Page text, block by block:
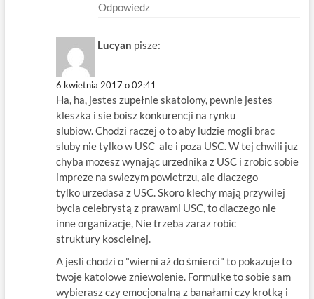
Odpowiedz
Lucyan pisze:
6 kwietnia 2017 o 02:41
Ha, ha, jestes zupełnie skatolony, pewnie jestes
kleszka i sie boisz konkurencji na rynku
slubiow. Chodzi raczej o to aby ludzie mogli brac
sluby nie tylko w USC ale i poza USC. W tej chwili juz
chyba mozesz wynając urzednika z USC i zrobic sobie
impreze na swiezym powietrzu, ale dlaczego
tylko urzedasa z USC. Skoro klechy mają przywilej
bycia celebrystą z prawami USC, to dlaczego nie
inne organizacje, Nie trzeba zaraz robic
struktury koscielnej.
A jesli chodzi o "wierni aż do śmierci" to pokazuje to
twoje katolowe zniewolenie. Formułke to sobie sam
wybierasz czy emocjonalną z banałami czy krotką i